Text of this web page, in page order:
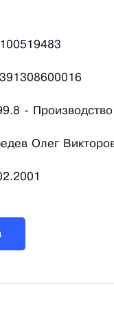
-
Олег